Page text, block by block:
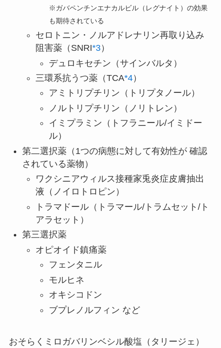
※ガバペンチンエナカルビル（レグナイト）の効果
も期待されている
セロトニン・ノルアドレナリン再取り込み
阻害薬（SNRI*3）
デュロキセチン（サインバルタ）
三環系抗うつ薬（TCA*4）
アミトリプチリン（トリプタノール）
ノルトリプチリン（ノリトレン）
イミプラミン（トフラニール/イミドー
ル）
第二選択薬（1つの病態に対して有効性が 確認
されている薬物）
ワクシニアウィルス接種家兎炎症皮膚抽出
液（ノイロトロピン）
トラマドール（トラマール/トラムセット/ト
アラセット）
第三選択薬
オピオイド鎮痛薬
フェンタニル
モルヒネ
オキシコドン
ブプレノルフィン など
おそらくミロガバリンベシル酸塩（タリージェ）